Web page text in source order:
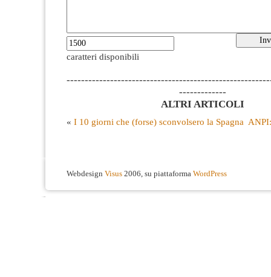
caratteri disponibili
-------------
ALTRI ARTICOLI
« I 10 giorni che (forse) sconvolsero la Spagna
Webdesign Visus 2006, su piattaforma WordPress